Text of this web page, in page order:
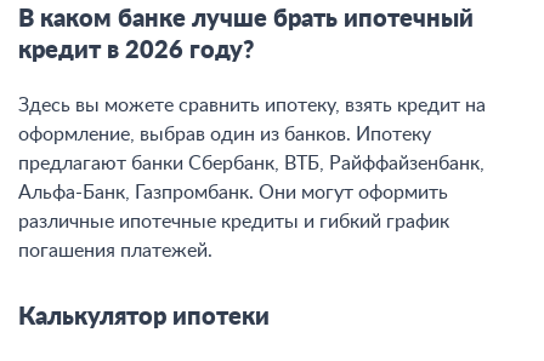
В каком банке лучше брать ипотечный
кредит в 2026 году?
Здесь вы можете сравнить ипотеку, взять кредит на
оформление, выбрав один из банков. Ипотеку
предлагают банки Сбербанк, ВТБ, Райффайзенбанк,
Альфа-Банк, Газпромбанк. Они могут оформить
различные ипотечные кредиты и гибкий график
погашения платежей.
Калькулятор ипотеки